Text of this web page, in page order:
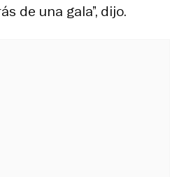
de una gala”, dijo.